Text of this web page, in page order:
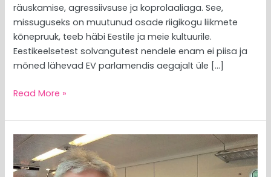
räuskamise, agressiivsuse ja koprolaaliaga. See,
missuguseks on muutunud osade riigikogu liikmete
kõnepruuk, teeb häbi Eestile ja meie kultuurile.
Eestikeelsetest solvangutest nendele enam ei piisa ja
mõned lähevad EV parlamendis aegajalt üle […]
Read More »
MEEDIAVALVUR:
tants
ühe